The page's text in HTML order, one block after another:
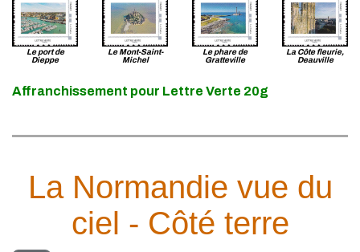
Le port de
Dieppe
Le Mont-Saint-
Michel
Le phare de
Gratteville
La Côte fleurie,
Deauville
Affranchissement pour Lettre Verte 20g
La Normandie vue du
ciel - Côté terre